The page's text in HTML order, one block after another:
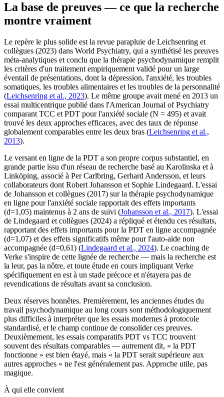
La base de preuves — ce que la recherche
montre vraiment
Le repère le plus solide est la revue parapluie de Leichsenring et
collègues (2023) dans World Psychiatry, qui a synthétisé les preuves
méta-analytiques et conclu que la thérapie psychodynamique remplit
les critères d'un traitement empiriquement validé pour un large
éventail de présentations, dont la dépression, l'anxiété, les troubles
somatiques, les troubles alimentaires et les troubles de la personnalité
(Leichsenring et al., 2023). Le même groupe avait mené en 2013 un
essai multicentrique publié dans l'American Journal of Psychiatry
comparant TCC et PDT pour l'anxiété sociale (N = 495) et avait
trouvé les deux approches efficaces, avec des taux de réponse
globalement comparables entre les deux bras (Leichsenring et al.,
2013).
Le versant en ligne de la PDT a son propre corpus substantiel, en
grande partie issu d'un réseau de recherche basé au Karolinska et à
Linköping, associé à Per Carlbring, Gerhard Andersson, et leurs
collaborateurs dont Robert Johansson et Sophie Lindegaard. L'essai
de Johansson et collègues (2017) sur la thérapie psychodynamique
en ligne pour l'anxiété sociale rapportait des effets importants
(d=1,05) maintenus à 2 ans de suivi (Johansson et al., 2017). L'essai
de Lindegaard et collègues (2024) a répliqué et étendu ces résultats,
rapportant des effets importants pour la PDT en ligne accompagnée
(d=1,07) et des effets significatifs même pour l'auto-aide non
accompagnée (d=0,61) (Lindegaard et al., 2024). Le coaching de
Verke s'inspire de cette lignée de recherche — mais la recherche est
la leur, pas la nôtre, et toute étude en cours impliquant Verke
spécifiquement en est à un stade précoce et n'étayera pas de
revendications de résultats avant sa conclusion.
Deux réserves honnêtes. Premièrement, les anciennes études du
travail psychodynamique au long cours sont méthodologiquement
plus difficiles à interpréter que les essais modernes à protocole
standardisé, et le champ continue de consolider ces preuves.
Deuxièmement, les essais comparatifs PDT vs TCC trouvent
souvent des résultats comparables — autrement dit, « la PDT
fonctionne » est bien étayé, mais « la PDT serait supérieure aux
autres approches » ne l'est généralement pas. Approche utile, pas
magique.
À qui elle convient